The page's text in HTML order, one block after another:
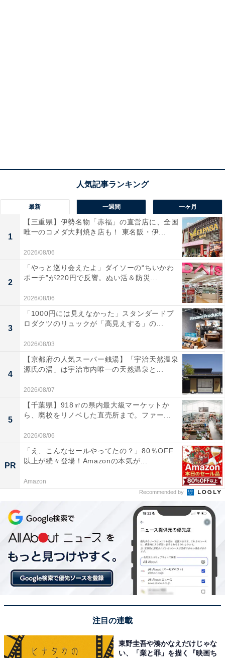
最新 一週間 一ヶ月
1
【三重県】伊勢名物「赤福」の直営店に、全国
唯一のコメダ大判焼き店も！ 東名阪・伊...
2026/08/06
2
「やっと巡り会えたよ」ダイソーの“ちいかわ
ポーチ”が220円で反響。ぬい活＆防災...
2026/08/06
3
「1000円には見えなかった」スタンダードプ
ロダクツのリュックが「高見えする」の...
2026/08/03
4
【京都府の人気スーパー銭湯】「宇治天然温泉
源氏の湯」は宇治市内唯一の天然温泉と...
2026/08/07
5
【千葉県】918㎡の県内最大級マーケットか
ら、廃校をリノベした直売所まで。ファー...
2026/08/06
PR
「え、こんなセールやってたの？」80％OFF
以上が続々登場！Amazonの本気が...
Amazon
Recommended by
注目の連載
東野圭吾や湊かなえだけじゃな
い、「業と罪」を描く『映画ち